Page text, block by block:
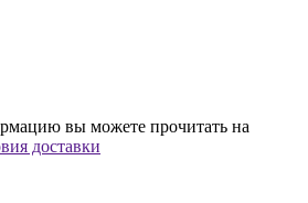
вы можете прочитать на
доставки